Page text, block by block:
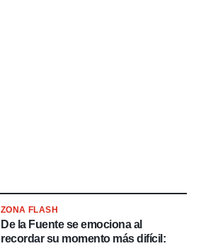
ZONA FLASH
De la Fuente se emociona al
recordar su momento más difícil: